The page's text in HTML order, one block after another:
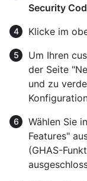
Security
Klicke im
Um Ihren
der Seite
und zu
Wählen Sie
Features"
(GHAS-